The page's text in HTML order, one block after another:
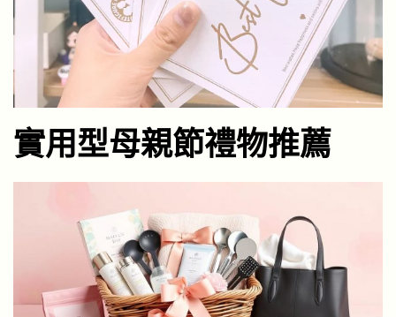
實用型母親節禮物推薦